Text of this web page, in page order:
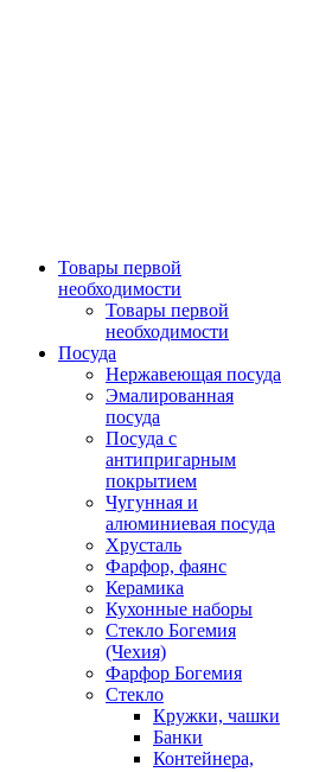
Товары первой
необходимости
Товары первой
необходимости
Посуда
Нержавеющая посуда
Эмалированная
посуда
Посуда с
антипригарным
покрытием
Чугунная и
алюминиевая посуда
Хрусталь
Фарфор, фаянс
Керамика
Кухонные наборы
Стекло Богемия
(Чехия)
Фарфор Богемия
Стекло
Кружки, чашки
Банки
Контейнера,